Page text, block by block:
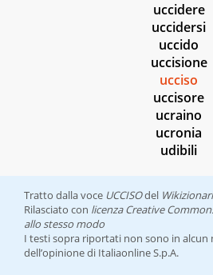
uccidere
uccidersi
uccido
uccisione
ucciso
uccisore
ucraino
ucronia
udibili
Tratto dalla voce UCCISOdel
Rilasciato con licenza Creative
allo stesso modo
I testi sopra riportati non sono in alcun
dell’opinione di Italiaonline S.p.A.